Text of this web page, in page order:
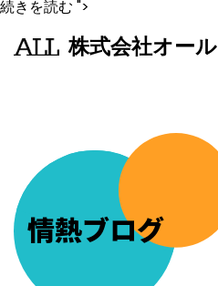
続きを読む 今
は
赤
に
ま
し
">
株式会社オール
情熱ブログ